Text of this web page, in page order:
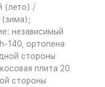
(лето) /
независимый
140, ортопена
стороны
плита 20
стороны